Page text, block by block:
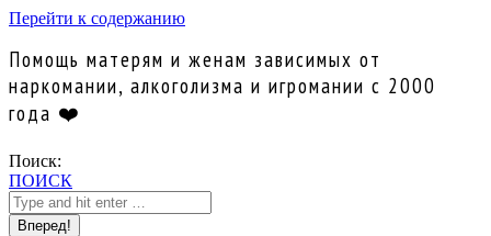
Перейти к содержанию
Помощь матерям и женам зависимых от
наркомании, алкоголизма и игромании с 2000
года ❤️
Поиск:
ПОИСК